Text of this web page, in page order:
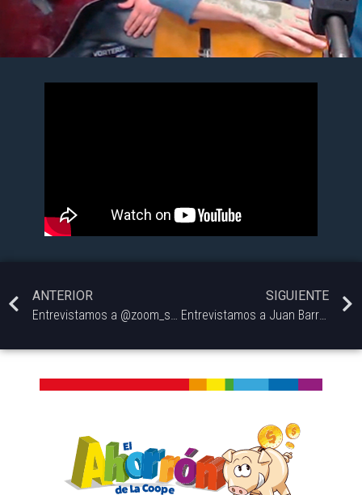
ANTERIOR
SIGUIENTE
Entrevistamos a Juan Barraza @acajuanbarraza es actor, comediante, guionista, músico, imitador y humorista de radio y miles de cosas mas.